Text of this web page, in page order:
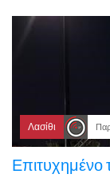
Λασίθι